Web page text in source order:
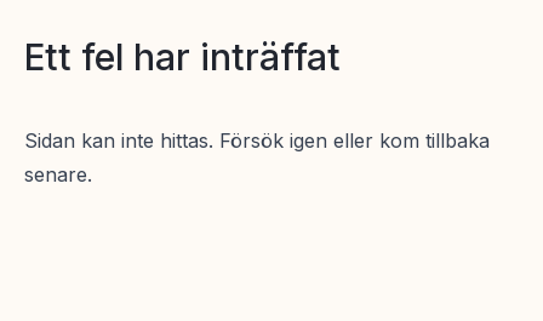
Ett fel har inträffat
Sidan kan inte hittas. Försök igen eller kom tillbaka
senare.